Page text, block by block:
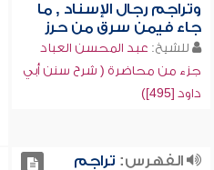
وتراجم رجال الإسناد , ما
جاء فيمن سرق من حرز
للشيخ: عبد المحسن العباد
جزء من محاضرة ( شرح سنن أبي
داود [495])
الفهرس: تراجم